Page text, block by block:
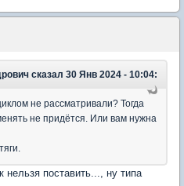
сказал 30 Янв 2024 - 10:04:
не рассматривали? Тогда
не придётся. Или вам нужна
поставить..., ну типа